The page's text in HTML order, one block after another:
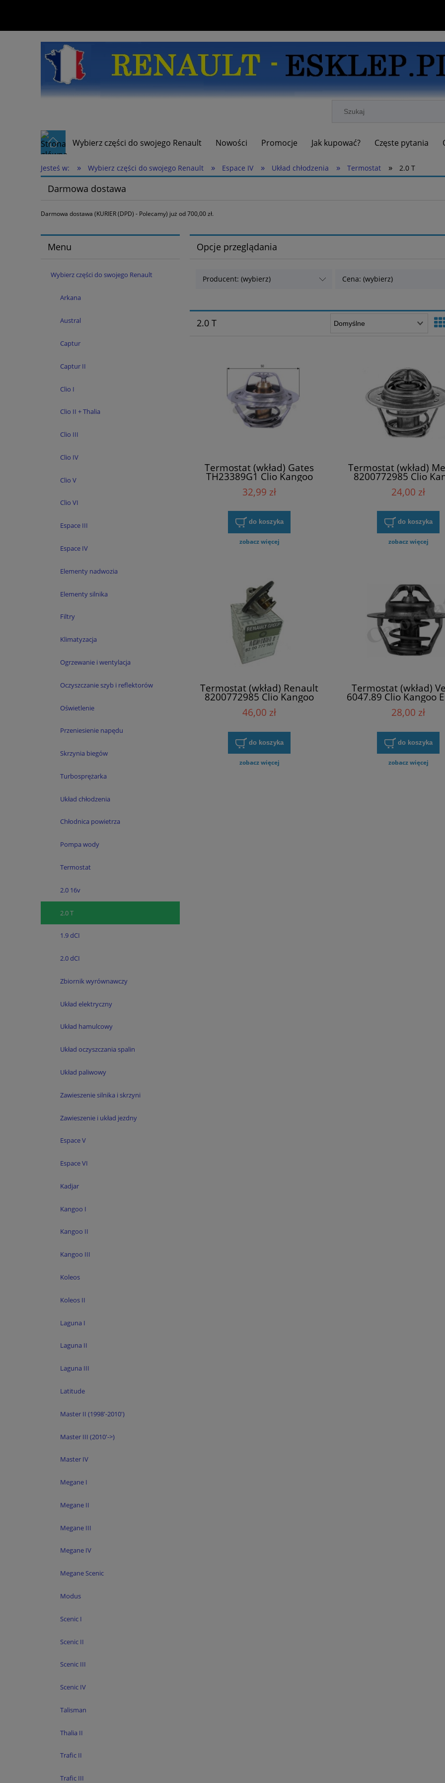
Wybierz części do swojego Renault Nowości Promocje Jak kupować? Częste pytania
Jesteś w: » Wybierz części do swojego Renault » Espace IV » Układ chłodzenia » Termostat » 2.0 T
Darmowa dostawa
Darmowa dostawa (KURIER (DPD) - Polecamy) już od 700,00 zł.
Menu
Wybierz części do swojego Renault
Arkana
Austral
Captur
Captur II
Clio I
Clio II + Thalia
Clio III
Clio IV
Clio V
Clio VI
Espace III
Espace IV
Elementy nadwozia
Elementy silnika
Filtry
Klimatyzacja
Ogrzewanie i wentylacja
Oczyszczanie szyb i reflektorów
Oświetlenie
Przeniesienie napędu
Skrzynia biegów
Turbosprężarka
Układ chłodzenia
Chłodnica powietrza
Pompa wody
Termostat
2.0 16v
2.0 T
1.9 dCI
2.0 dCI
Zbiornik wyrównawczy
Układ elektryczny
Układ hamulcowy
Układ oczyszczania spalin
Układ paliwowy
Zawieszenie silnika i skrzyni
Zawieszenie i układ jezdny
Espace V
Espace VI
Kadjar
Kangoo I
Kangoo II
Kangoo III
Koleos
Koleos II
Laguna I
Laguna II
Laguna III
Latitude
Master II (1998'-2010')
Master III (2010'->)
Master IV
Megane I
Megane II
Megane III
Megane IV
Megane Scenic
Modus
Scenic I
Scenic II
Scenic III
Scenic IV
Talisman
Thalia II
Trafic II
Trafic III
Opcje przeglądania
Producent: (wybierz) Cena: (wybierz)
2.0 T
Termostat (wkład) Gates
TH23389G1 Clio Kangoo
Espace Megane Laguna
32,99 zł
do koszyka
zobacz więcej
Termostat (wkład)
8200772985 Clio
Espace Megane
24,00 zł
do koszyka
zobacz więcej
Termostat (wkład) Renault
8200772985 Clio Kangoo
Espace Megane Laguna
46,00 zł
do koszyka
zobacz więcej
Termostat (wkład)
6047.89 Clio Kangoo
Megane Laguna
28,00 zł
do koszyka
zobacz więcej